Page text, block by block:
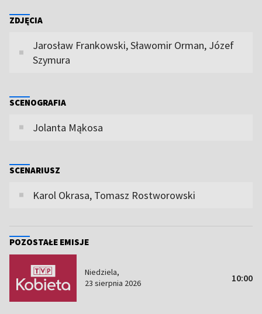
ZDJĘCIA
Jarosław Frankowski, Sławomir Orman, Józef
Szymura
SCENOGRAFIA
Jolanta Mąkosa
SCENARIUSZ
Karol Okrasa, Tomasz Rostworowski
POZOSTAŁE EMISJE
Niedziela,
23 sierpnia 2026
10:00